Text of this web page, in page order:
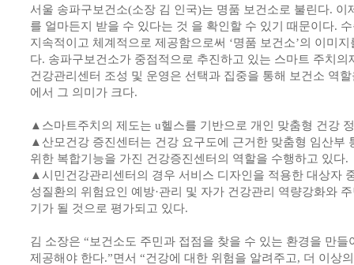
서울 송파구보건소(소장 김 인국)는 명품 보건소로 불린다. 이
를 얼마든지 받을 수 있다는 것 을 확인할 수 있기 때문이다.
지속적이고 체계적으로 제공함으로써 ‘명품 보건소’의 이미
다. 송파구보건소가 중점적으로 추진하고 있는 스마트 주치
건강관리센터 조성 및 운영은 선택과 집중을 통해 보건소 역
에서 그 의미가 크다.
▲스마트주치의 제도는 u헬스를 기반으로 개인 맞춤형 건강
▲산모건강 증진센터는 건강 요구도에 근거한 맞춤형 임산부
위한 복합기능을 가진 건강증진센터의 역할을 수행하고 있다.
▲시민건강관리센터의 경우 서비스 디자인을 적용한 대상자
성질환의 위험요인 예방·관리 및 자가 건강관리 역량강화와
기가 될 것으로 평가되고 있다.
김 소장은 “보건소도 주민과 접점을 찾을 수 있는 환경을 만
제공해야 한다.”면서 “건강에 대한 위험을 알려주고, 더 이상